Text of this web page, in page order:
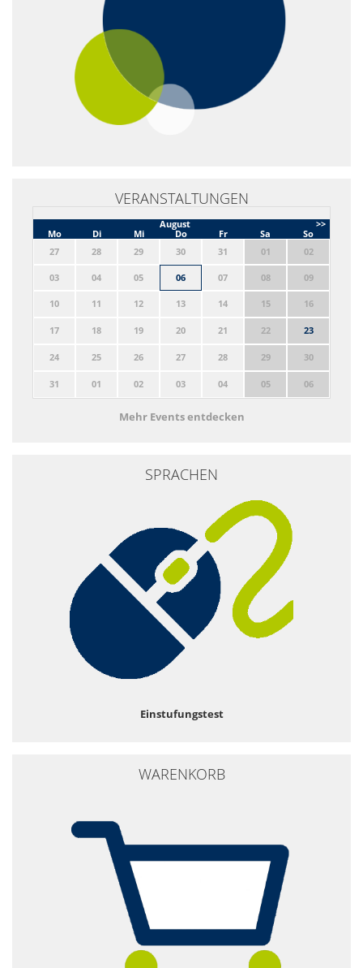
VERANSTALTUNGEN
>>
August
Mo
Di Mi Do Fr Sa
So
27
28 29 30 31 01 02
03 04 05 06 07 08 09
10 11 12 13 14 15 16
17 18 19 20 21 22 23
24 25 26 27 28 29 30
31 01 02 03 04 05 06
Mehr Events entdecken
SPRACHEN
Einstufungstest
WARENKORB